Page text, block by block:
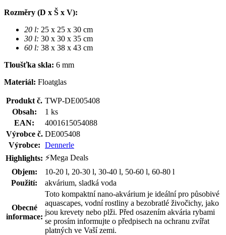
Rozměry (D x Š x V):
20 l: 25 x 25 x 30 cm
30 l: 30 x 30 x 35 cm
60 l: 38 x 38 x 43 cm
Tloušťka skla: 6 mm
Materiál: Floatglas
Produkt č. TWP-DE005408
Obsah:
1 ks
EAN:
4001615054088
Výrobce č. DE005408
Výrobce: Dennerle
Highlights: ⚡Mega Deals
Objem:
10-20 l, 20-30 l, 30-40 l, 50-60 l, 60-80 l
Použití:
akvárium, sladká voda
Obecné
informace:
Toto kompaktní nano-akvárium je ideální pro působivé
aquascapes, vodní rostliny a bezobratlé živočichy, jako
jsou krevety nebo plži. Před osazením akvária rybami
se prosím informujte o předpisech na ochranu zvířat
platných ve Vaší zemi.